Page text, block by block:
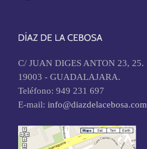
C/ JUAN DIGES ANTON 23, 25.
19003 - GUADALAJARA.
Teléfono: 949 231 697
E-mail: info@diazdelacebosa.com